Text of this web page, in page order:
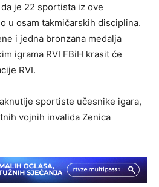
je 22 sportista iz ove
u osam takmičarskih disciplina.
i jedna bronzana medalja
igrama RVI FBiH krasit će
RVI.
sportiste učesnike igara,
vojnih invalida Zenica